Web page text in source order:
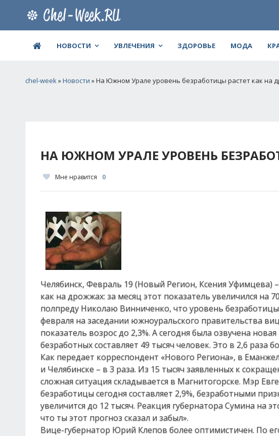
НОВОСТИ УВЛЕЧЕНИЯ ЗДОРОВЬЕ МОДА
chel-week»Новости » На Южном Урале уровень безработицы растет как на
НА ЮЖНОМ УРАЛЕ УРОВЕНЬ
Мне нравится 0
Челябинск, Февраль 19 (Новый Регион, Ксения Уфимцева)
как на дрожжах: за месяц этот показатель увеличился на
полпреду Николаю Винниченко, что уровень безработицы
февраля на заседании южноуральского правительства
показатель возрос до 2,3%. А сегодня была озвучена
безработных составляет 49 тысяч человек. Это в 2,6 раза
Как передает корреспондент «Нового Региона», в
и Челябинске – в 3 раза. Из 15 тысяч заявленных к
сложная ситуация складывается в Магнитогорске. Мэр
безработицы сегодня составляет 2,9%, безработными
увеличится до 12 тысяч. Реакция губернатора Сумина на
что ты этот прогноз сказал и забыл».
Вице-губернатор Юрий Клепов более оптимистичен. По